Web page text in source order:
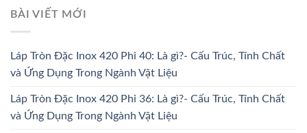
BÀI VIẾT MỚI
Láp Tròn Đặc Inox 420 Phi 40: Là gì?- Cấu Trúc, Tính Chất
và Ứng Dụng Trong Ngành Vật Liệu
Láp Tròn Đặc Inox 420 Phi 36: Là gì?- Cấu Trúc, Tính Chất
và Ứng Dụng Trong Ngành Vật Liệu